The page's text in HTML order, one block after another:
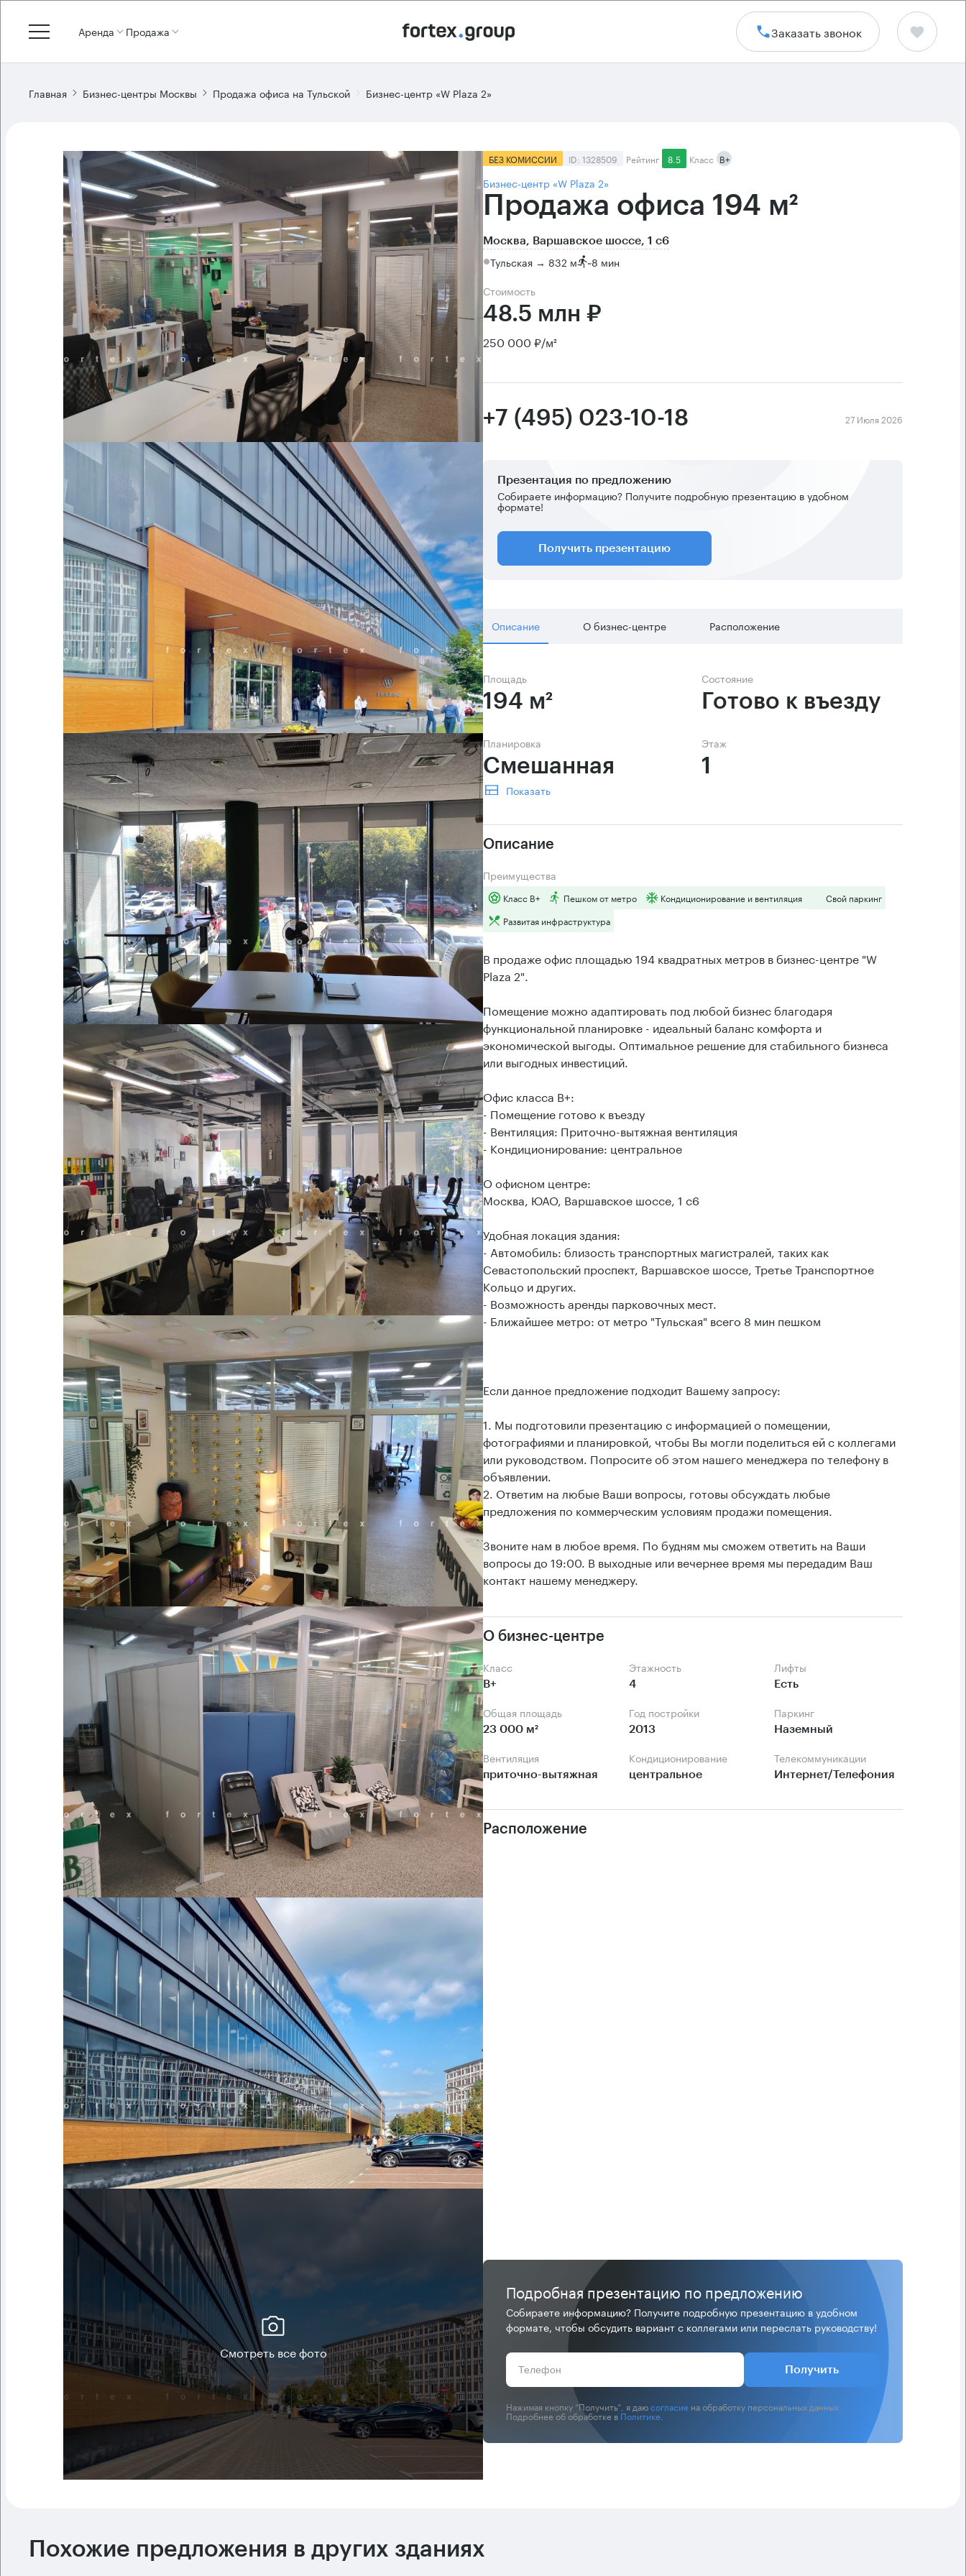
Аренда Продажа Заказать звонок
Главная Бизнес-центры Москвы Продажа офиса на Тульской Бизнес-центр «W Plaza 2»
Смотреть все фото
БЕЗ КОМИССИИ ID: 1328509 Рейтинг 8.5 Класс B+
Бизнес-центр «W Plaza 2»
Продажа офиса 194 м²
Москва, Варшавское шоссе, 1 с6
Тульская → 832 м ~8 мин
Стоимость
48.5 млн ₽
250 000 ₽/м²
+7 (495) 023-10-18 27 Июля 2026
Презентация по предложению
Собираете информацию? Получите подробную презентацию в удобном
формате!
Получить презентацию
Описание О бизнес-центре Расположение
Площадь
194 м²
Состояние
Готово к въезду
Планировка
Смешанная
Показать
Этаж
1
Описание
Преимущества
Класс B+ Пешком от метро Кондиционирование и вентиляция
Свой паркинг
Развитая инфраструктура
В продаже офис площадью 194 квадратных метров в бизнес-центре "W
Plaza 2".
Помещение можно адаптировать под любой бизнес благодаря
функциональной планировке - идеальный баланс комфорта и
экономической выгоды. Оптимальное решение для стабильного бизнеса
или выгодных инвестиций.
Офис класса B+:
- Помещение готово к въезду
- Вентиляция: Приточно-вытяжная вентиляция
- Кондиционирование: центральное
О офисном центре:
Москва, ЮАО, Варшавское шоссе, 1 с6
Удобная локация здания:
- Автомобиль: близость транспортных магистралей, таких как
Севастопольский проспект, Варшавское шоссе, Третье Транспортное
Кольцо и других.
- Возможность аренды парковочных мест.
- Ближайшее метро: от метро "Тульская" всего 8 мин пешком
Если данное предложение подходит Вашему запросу:
1. Мы подготовили презентацию с информацией о помещении,
фотографиями и планировкой, чтобы Вы могли поделиться ей с коллегами
или руководством. Попросите об этом нашего менеджера по телефону в
объявлении.
2. Ответим на любые Ваши вопросы, готовы обсуждать любые
предложения по коммерческим условиям продажи помещения.
Звоните нам в любое время. По будням мы сможем ответить на Ваши
вопросы до 19:00. В выходные или вечернее время мы передадим Ваш
контакт нашему менеджеру.
О бизнес-центре
Класс
B+
Этажность
4
Лифты
Есть
Общая площадь
23 000 м²
Год постройки
2013
Паркинг
Наземный
Вентиляция
приточно-вытяжная
Кондиционирование
центральное
Телекоммуникации
Интернет/Телефония
Расположение
Подробная презентацию по предложению
Собираете информацию? Получите подробную презентацию в удобном
формате, чтобы обсудить вариант с коллегами или переслать руководству!
Получить
Нажимая кнопку “Получить”, я даюсогласие на обработку персональных данных.
Подробнее об обработке в Политике.
Похожие предложения в других зданиях